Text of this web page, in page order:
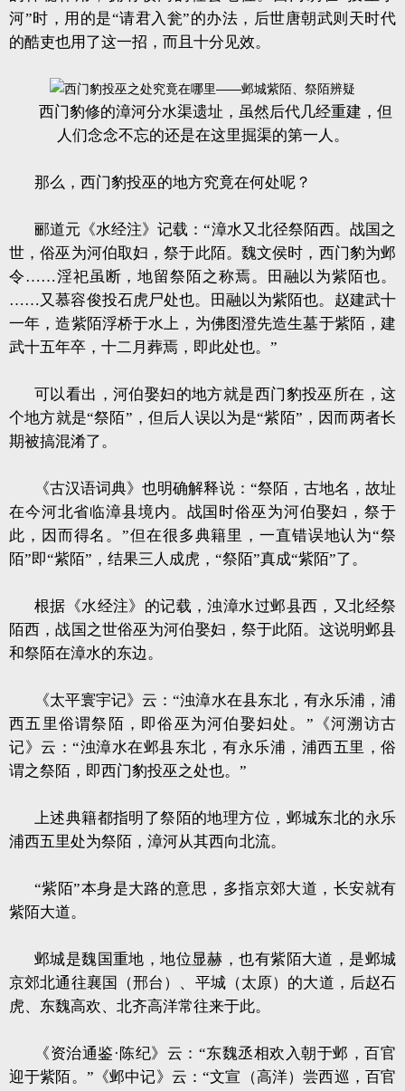
河”时，用的是“请君入瓮”的办法，后世唐朝武则天时代
的酷吏也用了这一招，而且十分见效。
西门豹修的漳河分水渠遗址，虽然后代几经重建，但
人们念念不忘的还是在这里掘渠的第一人。
那么，西门豹投巫的地方究竟在何处呢？
郦道元《水经注》记载：“漳水又北径祭陌西。战国之
世，俗巫为河伯取妇，祭于此陌。魏文侯时，西门豹为邺
令……淫祀虽断，地留祭陌之称焉。田融以为紫陌也。
……又慕容俊投石虎尸处也。田融以为紫陌也。赵建武十
一年，造紫陌浮桥于水上，为佛图澄先造生墓于紫陌，建
武十五年卒，十二月葬焉，即此处也。”
可以看出，河伯娶妇的地方就是西门豹投巫所在，这
个地方就是“祭陌”，但后人误以为是“紫陌”，因而两者长
期被搞混淆了。
《古汉语词典》也明确解释说：“祭陌，古地名，故址
在今河北省临漳县境内。战国时俗巫为河伯娶妇，祭于
此，因而得名。”但在很多典籍里，一直错误地认为“祭
陌”即“紫陌”，结果三人成虎，“祭陌”真成“紫陌”了。
根据《水经注》的记载，浊漳水过邺县西，又北经祭
陌西，战国之世俗巫为河伯娶妇，祭于此陌。这说明邺县
和祭陌在漳水的东边。
《太平寰宇记》云：“浊漳水在县东北，有永乐浦，浦
西五里俗谓祭陌，即俗巫为河伯娶妇处。”《河溯访古
记》云：“浊漳水在邺县东北，有永乐浦，浦西五里，俗
谓之祭陌，即西门豹投巫之处也。”
上述典籍都指明了祭陌的地理方位，邺城东北的永乐
浦西五里处为祭陌，漳河从其西向北流。
“紫陌”本身是大路的意思，多指京郊大道，长安就有
紫陌大道。
邺城是魏国重地，地位显赫，也有紫陌大道，是邺城
京郊北通往襄国（邢台）、平城（太原）的大道，后赵石
虎、东魏高欢、北齐高洋常往来于此。
《资治通鉴·陈纪》云：“东魏丞相欢入朝于邺，百官
迎于紫陌。”《邺中记》云：“文宣（高洋）尝西巡，百官